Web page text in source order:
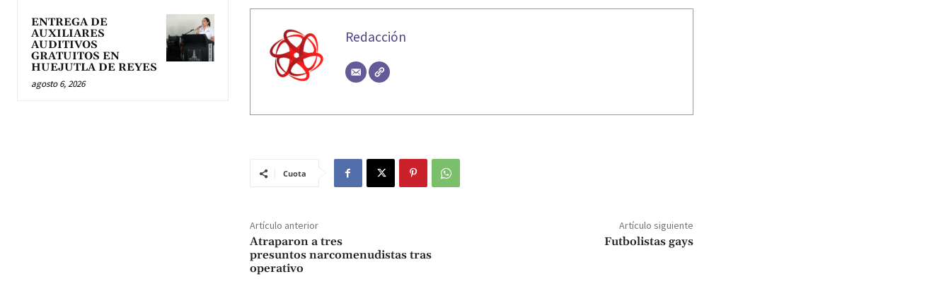
ENTREGA DE
AUXILIARES
AUDITIVOS
GRATUITOS EN
HUEJUTLA DE REYES
agosto 6, 2026
Redacción
Cuota
Artículo anterior
Atraparon a tres
presuntos narcomenudistas tras
operativo
Artículo siguiente
Futbolistas gays